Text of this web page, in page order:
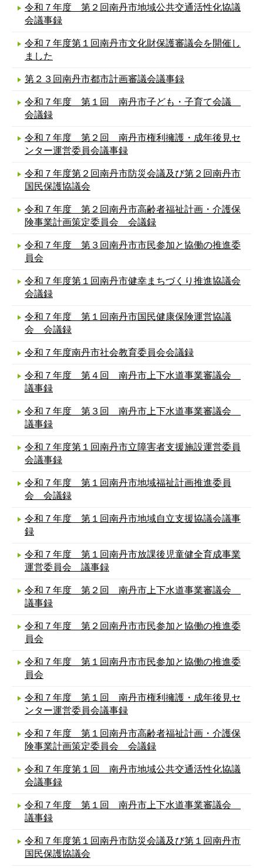
令和７年度 第２回南丹市地域公共交通活性化協議
会議事録
令和７年度第１回南丹市文化財保護審議会を開催し
ました
第２３回南丹市都市計画審議会議事録
令和７年度 第１回 南丹市子ども・子育て会議
会議録
令和７年度 第２回 南丹市権利擁護・成年後見セ
ンター運営委員会議事録
令和７年度第２回南丹市防災会議及び第２回南丹市
国民保護協議会
令和７年度 第２回南丹市高齢者福祉計画・介護保
険事業計画策定委員会 会議録
令和７年度 第３回南丹市市民参加と協働の推進委
員会
令和７年度第１回南丹市健幸まちづくり推進協議会
会議録
令和７年度 第１回南丹市国民健康保険運営協議
会 会議録
令和７年度南丹市社会教育委員会会議録
令和７年度 第４回 南丹市上下水道事業審議会
議事録
令和７年度 第３回 南丹市上下水道事業審議会
議事録
令和７年度第１回南丹市立障害者支援施設運営委員
会議事録
令和７年度 第１回南丹市地域福祉計画推進委員
会 会議録
令和７年度 第１回南丹市地域自立支援協議会議事
録
令和７年度 第１回南丹市放課後児童健全育成事業
運営委員会 議事録
令和７年度 第２回 南丹市上下水道事業審議会
議事録
令和７年度 第２回南丹市市民参加と協働の推進委
員会
令和７年度 第１回南丹市市民参加と協働の推進委
員会
令和７年度 第１回 南丹市権利擁護・成年後見セ
ンター運営委員会議事録
令和７年度 第１回南丹市高齢者福祉計画・介護保
険事業計画策定委員会 会議録
令和７年度第１回 南丹市地域公共交通活性化協議
会議事録
令和７年度 第１回 南丹市上下水道事業審議会
議事録
令和７年度第１回南丹市防災会議及び第１回南丹市
国民保護協議会